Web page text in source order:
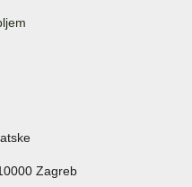
Zagreb